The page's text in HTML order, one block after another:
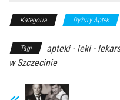
Kategoria Dyżury Aptek
Tagi apteki - leki -
w Szczecinie